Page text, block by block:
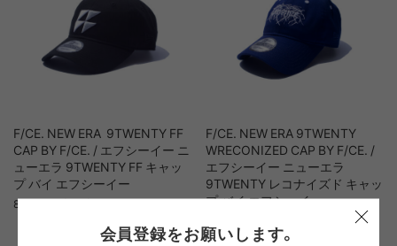
F/CE. NEW ERA 9TWENTY FF
CAP BY F/CE. / エフシーイー ニ
ューエラ 9TWENTY FF キャッ
プ バイ エフシーイー
8,800yen（税込）
F/CE. NEW ERA 9TWENTY
WRECONIZED CAP BY F/CE. /
エフシーイー ニューエラ
9TWENTY レコナイズド キャッ
プ バイ エフシーイー
会員登録をお願いします。